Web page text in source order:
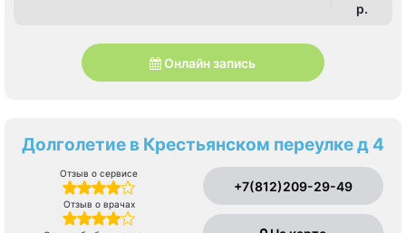
p.
Онлайн запись
Долголетие в Крестьянском переулке д 4
Отзыв о сервисе
Отзыв о врачах
+7(812)209-29-49